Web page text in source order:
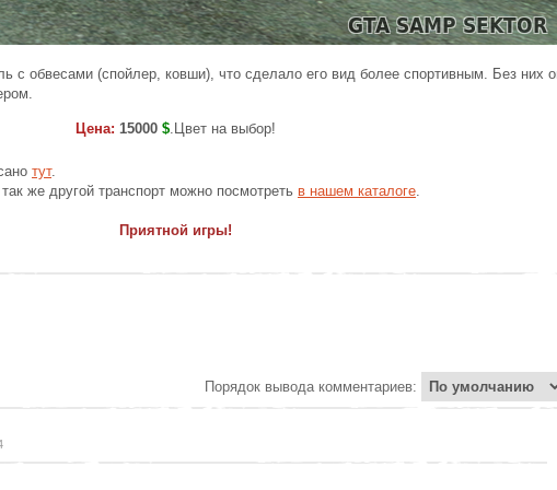
с обвесами (спойлер, ковши), что сделало его вид более спортивным. Без них
Цена: 15000 $.Цвет на выбор!
тут.
же другой транспорт можно посмотреть в нашем каталоге.
Приятной игры!
Порядок вывода комментариев: